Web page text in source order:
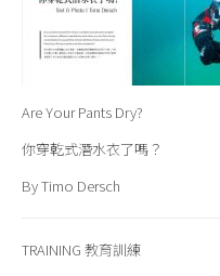
Are Your Pants Dry?
你穿乾式潛水衣了嗎？
By Timo Dersch
TRAINING 教育訓練